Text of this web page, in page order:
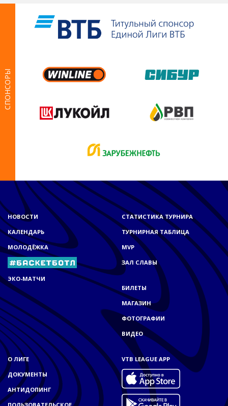
СПОНСОРЫ
НОВОСТИ
КАЛЕНДАРЬ
МОЛОДЁЖКА
ЭКО-МАТЧИ
СТАТИСТИКА ТУРНИРА
ТУРНИРНАЯ ТАБЛИЦА
MVP
ЗАЛ СЛАВЫ
БИЛЕТЫ
МАГАЗИН
ФОТОГРАФИИ
ВИДЕО
О ЛИГЕ
ДОКУМЕНТЫ
АНТИДОПИНГ
VTB LEAGUE APP